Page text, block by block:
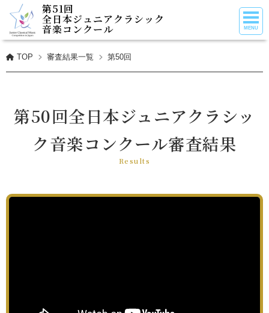
第51回
全日本ジュニアクラシック
音楽コンクール
TOP 審査結果一覧 第50回
第50回全日本ジュニアクラシッ
ク音楽コンクール審査結果
Results